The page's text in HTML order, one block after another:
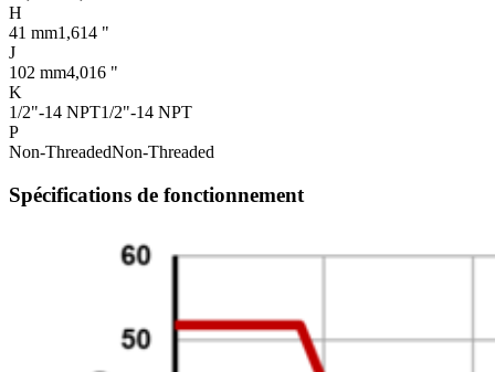
H
41 mm1,614 "
J
102 mm4,016 "
K
1/2"-14 NPT1/2"-14 NPT
P
Non-ThreadedNon-Threaded
Spécifications de fonctionnement